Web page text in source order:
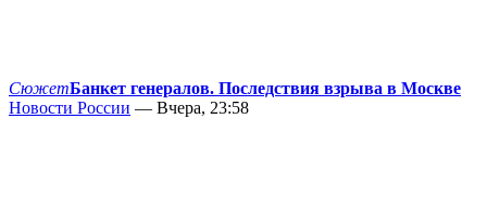
СюжетБанкет генералов. Последствия взрыва в Москве
Новости России — Вчера, 23:58